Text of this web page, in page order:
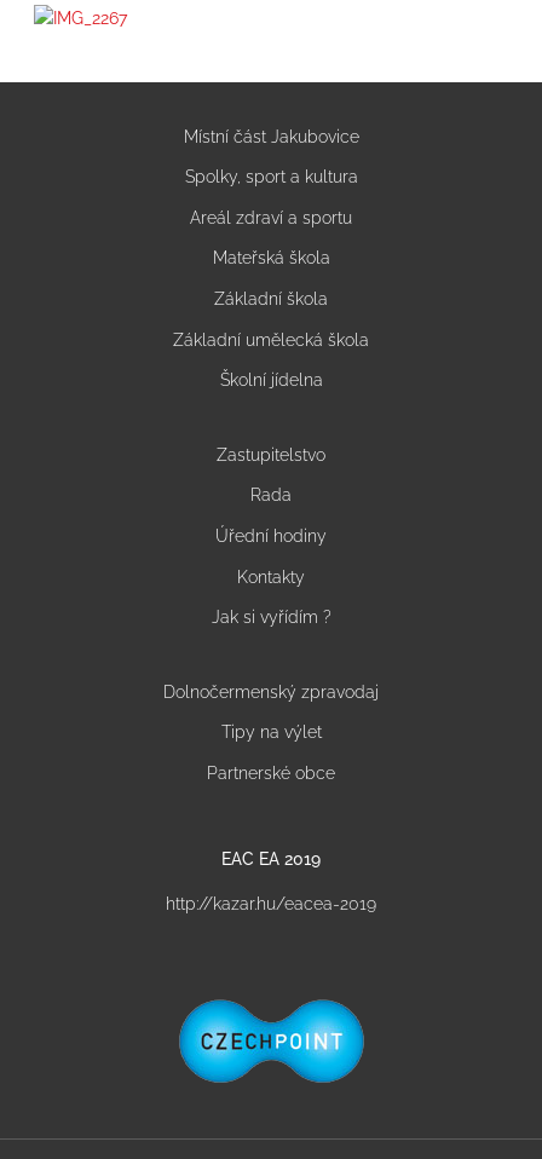
Místní část Jakubovice
Spolky, sport a kultura
Areál zdraví a sportu
Mateřská škola
Základní škola
Základní umělecká škola
Školní jídelna
Zastupitelstvo
Rada
Úřední hodiny
Kontakty
Jak si vyřídím ?
Dolnočermenský zpravodaj
Tipy na výlet
Partnerské obce
EAC EA 2019
http://kazar.hu/eacea-2019